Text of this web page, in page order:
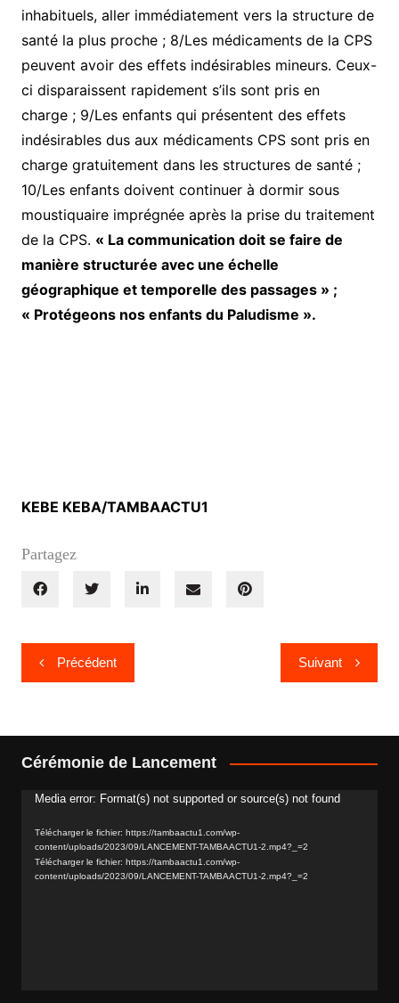
inhabituels, aller immédiatement vers la structure de
santé la plus proche ; 8/Les médicaments de la CPS
peuvent avoir des effets indésirables mineurs. Ceux-
ci disparaissent rapidement s’ils sont pris en
charge ; 9/Les enfants qui présentent des effets
indésirables dus aux médicaments CPS sont pris en
charge gratuitement dans les structures de santé ;
10/Les enfants doivent continuer à dormir sous
moustiquaire imprégnée après la prise du traitement
de la CPS. « La communication doit se faire de
manière structurée avec une échelle
géographique et temporelle des passages » ;
« Protégeons nos enfants du Paludisme ».
KEBE KEBA/TAMBAACTU1
Partagez
Navigation
de
Précédent Suivant
Cérémonie de Lancement
Lecteur
Media error: Format(s) not supported or source(s) not found
Télécharger le fichier: https://tambaactu1.com/wp-
content/uploads/2023/09/LANCEMENT-TAMBAACTU1-2.mp4?_=2
Télécharger le fichier: https://tambaactu1.com/wp-
content/uploads/2023/09/LANCEMENT-TAMBAACTU1-2.mp4?_=2